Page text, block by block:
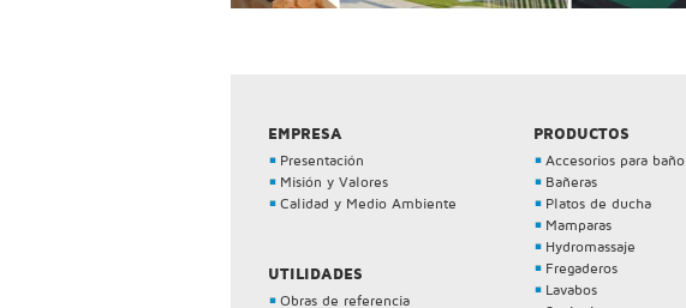
EMPRESA
Presentación
Misión y Valores
Calidad y Medio Ambiente
UTILIDADES
Obras de referencia
PRODUCTOS
Accesorios para baño
Bañeras
Platos de ducha
Mamparas
Hydromassaje
Fregaderos
Lavabos